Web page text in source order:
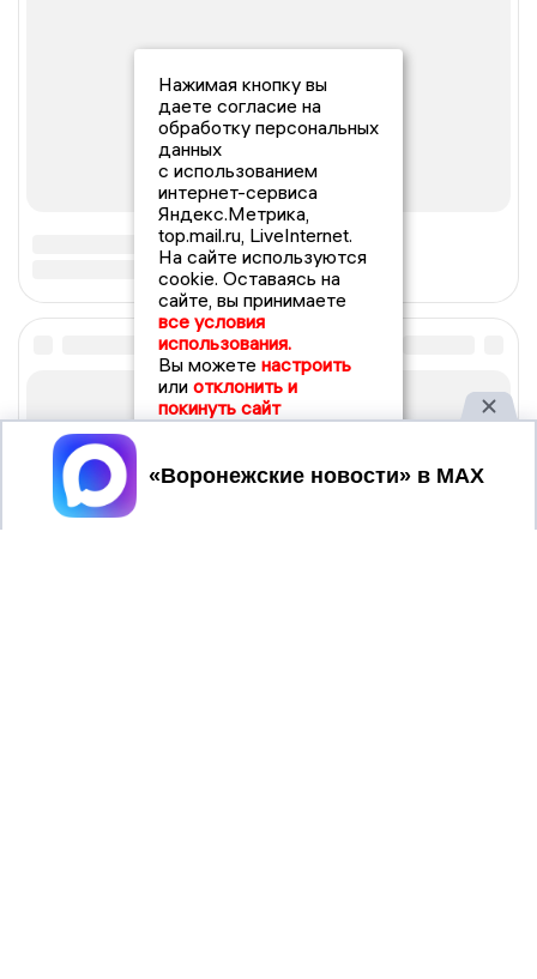
Нажимая кнопку вы
даете согласие на
обработку персональных
данных
с использованием
интернет-сервиса
Яндекс.Метрика,
top.mail.ru, LiveInternet.
На сайте используются
cookie. Оставаясь на
сайте, вы принимаете
все условия
использования.
Вы можете настроить
или отклонить и
покинуть сайт
Принять